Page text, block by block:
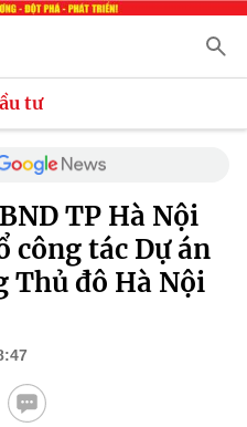
tư
TP Hà Nội
công tác Dự án
Thủ đô Hà Nội